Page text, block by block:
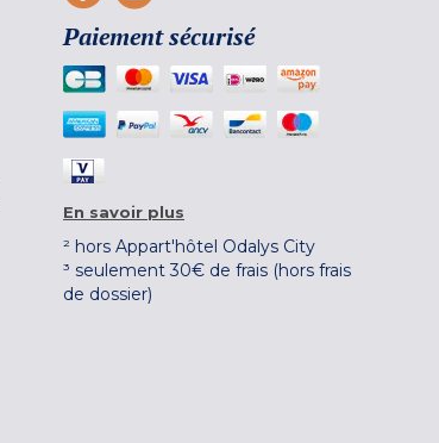
Paiement sécurisé
En savoir plus
² hors Appart'hôtel Odalys City
³ seulement 30€ de frais (hors frais
de dossier)